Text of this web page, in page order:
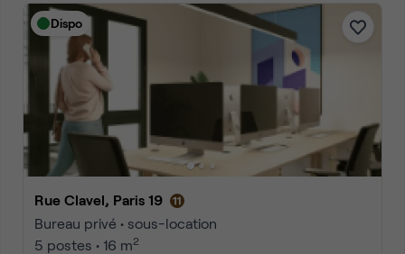
Dispo
Rue Clavel, Paris 19
Bureau privé • sous-location
5 postes • 16 m2